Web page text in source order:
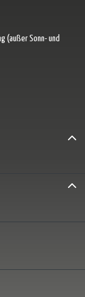
(außer Sonn- und
Link)(externer Link)
öffnet in neuem Tab
(externer Link)